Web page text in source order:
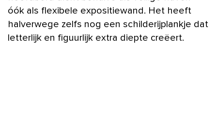
óók als flexibele expositiewand. Het heeft
halverwege zelfs nog een schilderijplankje dat
letterlijk en figuurlijk extra diepte creëert.